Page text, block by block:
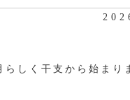
しく干支から始まり